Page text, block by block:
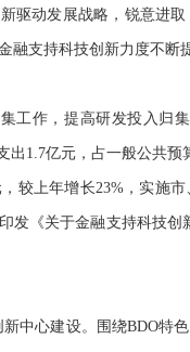
驱动发展战略，锐意进取
金融支持科技创新力度不断
工作，提高研发投入归
出1.7亿元，占一般公共预
较上年增长23%，实施市
印发《关于金融支持科技
中心建设。围绕BDO特